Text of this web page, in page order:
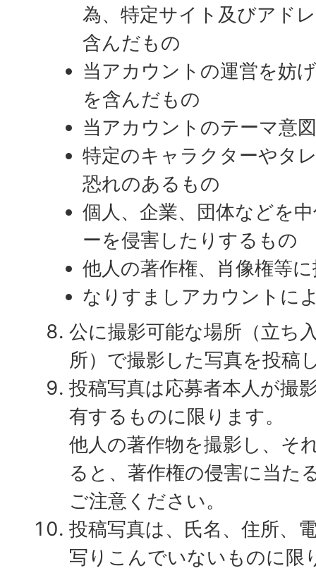
為、特定サイト及びアド
含んだもの
当アカウントの運営を妨
を含んだもの
当アカウントのテーマ意
特定のキャラクターやタ
恐れのあるもの
個人、企業、団体などを
ーを侵害したりするもの
他人の著作権、肖像権等
なりすましアカウントに
公に撮影可能な場所（立ち
所）で撮影した写真を投稿
投稿写真は応募者本人が撮
有するものに限ります。
他人の著作物を撮影し、そ
ると、著作権の侵害に当た
ご注意ください。
投稿写真は、氏名、住所、
写りこんでいないものに限